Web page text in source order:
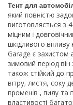
Тент для
який повністю
виготовляється з
міцним і
шкідливого
Garage є захистом
зимовий період він
також стійкий до
вітру, листя, соку
променів , пилу та
властивості